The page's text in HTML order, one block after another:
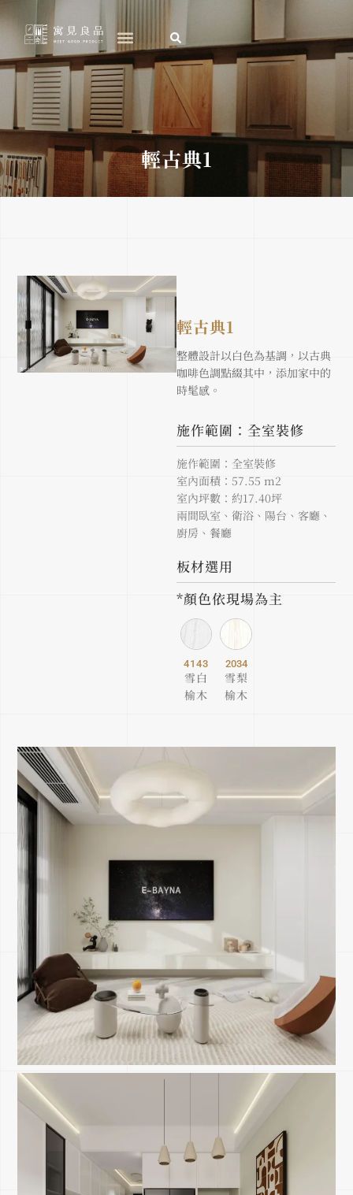
至
要
輕古典1
輕古典1
整體設計以白色為基調，以古典
咖啡色調點綴其中，添加家中的
時髦感。
施作範圍：全室裝修
施作範圍：全室裝修
室內面積：57.55 m2
室內坪數：約17.40坪
兩間臥室、衛浴、陽台、客廳、
廚房、餐廳
板材選用
*顏色依現場為主
4143
雪白
榆木
2034
雪梨
榆木